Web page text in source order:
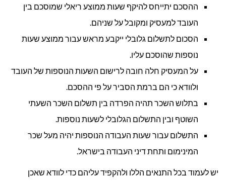
ההסכם יתייחס להיקף שעות ממוצע ריאלי שמוסכם בין
העובד למעסיק ומקובל על שניהם.
הסכום לתשלום גלובלי ייקבע מראש עבור ממוצע שעות
נוספות שהוסכם עליו.
על המעסיק חלה חובה לרישום השעות הנוספות של העובד
ולוודא כי הם ברמת הסביר על פי ההסכם.
בתלוש השכר תהיה הפרדה בין תשלום השכר השעתי
השוטף ובין התשלום הגלובלי לשעות נוספות.
התשלום עבור שעות העבודה הנוספות יהיה מעל שכר
המינימום ותחת דיני העבודה בישראל.
יש לעמוד בכל התנאים הללו ולהקפיד עליהם כדי לוודא שאכן